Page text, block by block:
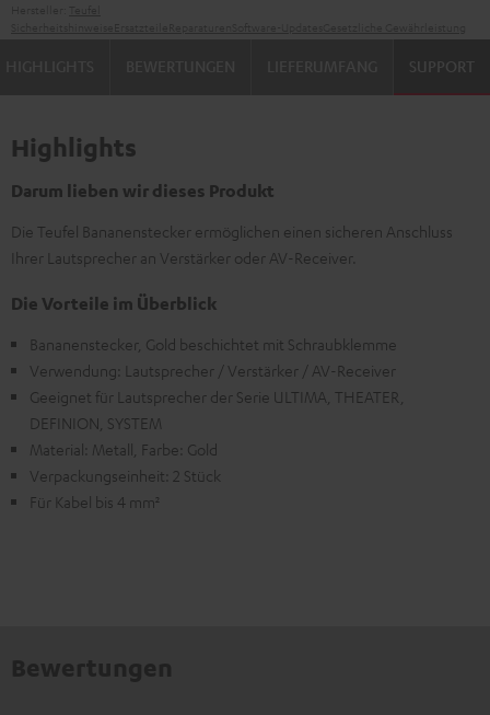
SUPPORT
Highlights
Darum lieben wir dieses Produkt
Die Teufel Bananenstecker ermöglichen einen sicheren Anschluss
Ihrer Lautsprecher an Verstärker oder AV-Receiver.
Die Vorteile im Überblick
Bananenstecker, Gold beschichtet mit Schraubklemme
Verwendung: Lautsprecher / Verstärker / AV-Receiver
Geeignet für Lautsprecher der Serie ULTIMA, THEATER,
DEFINION, SYSTEM
Material: Metall, Farbe: Gold
Verpackungseinheit: 2 Stück
Für Kabel bis 4 mm²